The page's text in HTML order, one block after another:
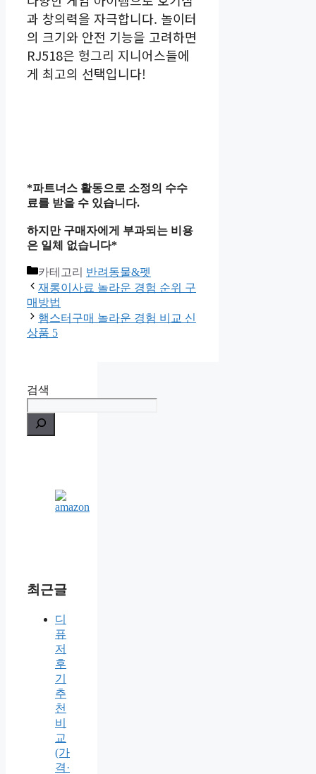
과 창의력을 자극합니다. 놀이터
의 크기와 안전 기능을 고려하면
RJ518은 헝그리 지니어스들에
게 최고의 선택입니다!
*파트너스 활동으로 소정의 수수
료를 받을 수 있습니다.
하지만 구매자에게 부과되는 비용
은 일체 없습니다*
카테고리 반려동물&펫
재롱이사료 놀라운 경험 순위 구
매방법
햄스터구매 놀라운 경험 비교 신
상품 5
검색
최근글
디
퓨
저
후
기
추
천
비
교
(가
격·